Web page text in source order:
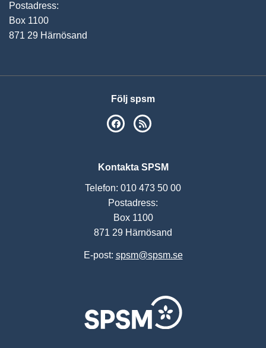
Postadress:
Box 1100
871 29 Härnösand
Följ spsm
SPSM på Facebook
Kontakta SPSM
Telefon: 010 473 50 00
Postadress:
Box 1100
871 29 Härnösand
E-post: spsm@spsm.se